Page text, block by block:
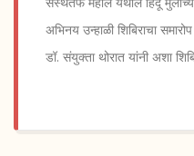
अभिनय उन्हाळी शिबिराचा
डॉ. संयुक्ता थोरात यांनी अशा